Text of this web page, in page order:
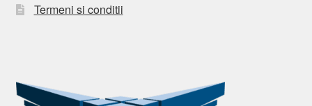
Termeni si conditii